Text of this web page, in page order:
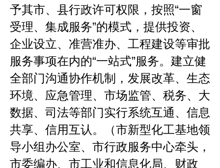
予其市、县行政许可权限，按照“一窗
受理、集成服务”的模式，提供投资、
企业设立、准营准办、工程建设等审批
服务事项在内的“一站式”服务。建立健
全部门沟通协作机制，发展改革、生态
环境、应急管理、市场监管、税务、大
数据、司法等部门实行系统互通、信息
共享、信用互认。（市新型化工基地领
导小组办公室、市行政服务中心牵头，
市委编办、市工业和信息化局、财政